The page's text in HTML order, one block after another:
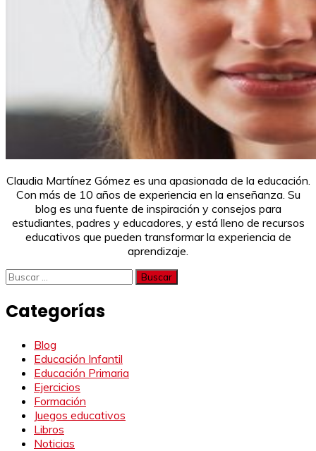
Claudia Martínez Gómez es una apasionada de la educación.
Con más de 10 años de experiencia en la enseñanza. Su
blog es una fuente de inspiración y consejos para
estudiantes, padres y educadores, y está lleno de recursos
educativos que pueden transformar la experiencia de
aprendizaje.
Buscar:
Categorías
Blog
Educación Infantil
Educación Primaria
Ejercicios
Formación
Juegos educativos
Libros
Noticias